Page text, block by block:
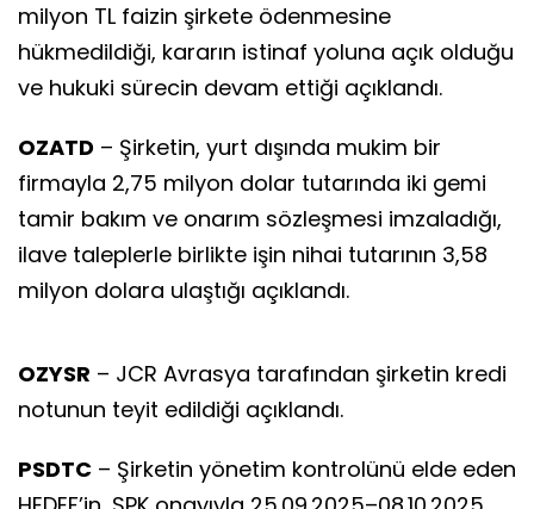
milyon TL faizin şirkete ödenmesine
hükmedildiği, kararın istinaf yoluna açık olduğu
ve hukuki sürecin devam ettiği açıklandı.
OZATD – Şirketin, yurt dışında mukim bir
firmayla 2,75 milyon dolar tutarında iki gemi
tamir bakım ve onarım sözleşmesi imzaladığı,
ilave taleplerle birlikte işin nihai tutarının 3,58
milyon dolara ulaştığı açıklandı.
OZYSR – JCR Avrasya tarafından şirketin kredi
notunun teyit edildiği açıklandı.
PSDTC – Şirketin yönetim kontrolünü elde eden